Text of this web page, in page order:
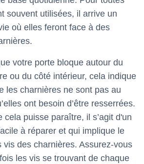
souvent utilisées, il arrive un
où elles feront face à des
votre porte bloque autour du
ou du côté intérieur, cela indique
les charnières ne sont pas au
ont besoin d’être resserrées.
cela puisse paraître, il s’agit d'un
à réparer et qui implique le
vis des charnières. Assurez-vous
les vis se trouvant de chaque